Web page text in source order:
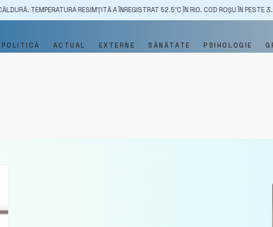
TEMPERATURA RESIMȚITĂ A ÎNREGISTRAT 52.5˚C ÎN RIO. COD ROȘU ÎN PESTE 3.000
POLITICĂ ACTUAL EXTERNE SĂNĂTATE PSIHOLOGIE